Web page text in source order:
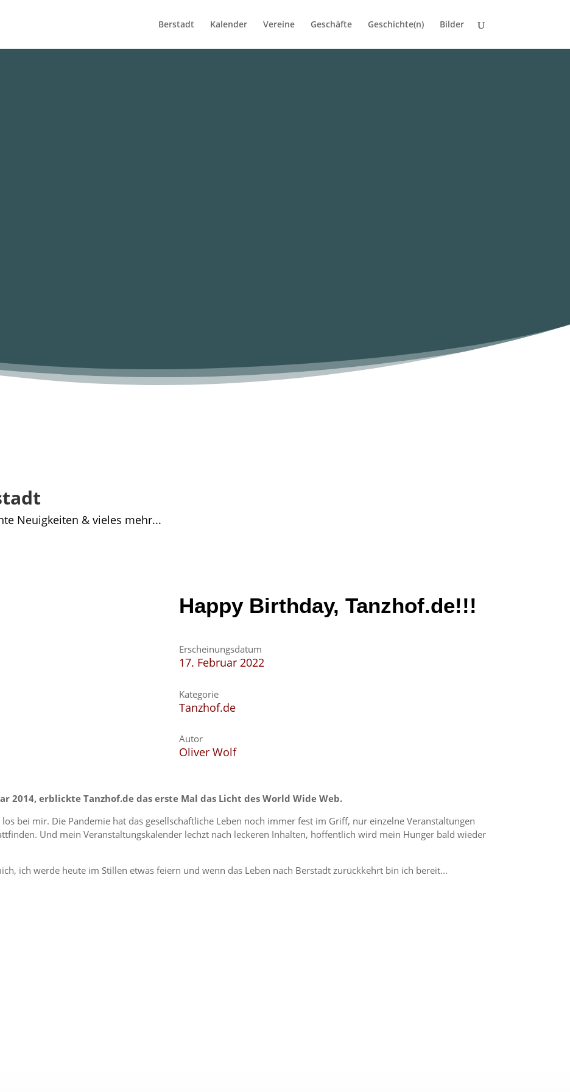
Berstadt Kalender Vereine Geschäfte Geschichte(n) Bilder
Neuigkeiten & vieles mehr...
Happy Birthday, Tanzhof.de!!!
Erscheinungsdatum
17. Februar 2022
Kategorie
Tanzhof.de
Autor
Oliver Wolf
2014, erblickte Tanzhof.de das erste Mal das Licht des World Wide Web.
bei mir. Die Pandemie hat das gesellschaftliche Leben noch immer fest im Griff, nur einzelne Veranstaltungen
Und mein Veranstaltungskalender lechzt nach leckeren Inhalten, hoffentlich wird mein Hunger bald wieder
ich werde heute im Stillen etwas feiern und wenn das Leben nach Berstadt zurückkehrt bin ich bereit...